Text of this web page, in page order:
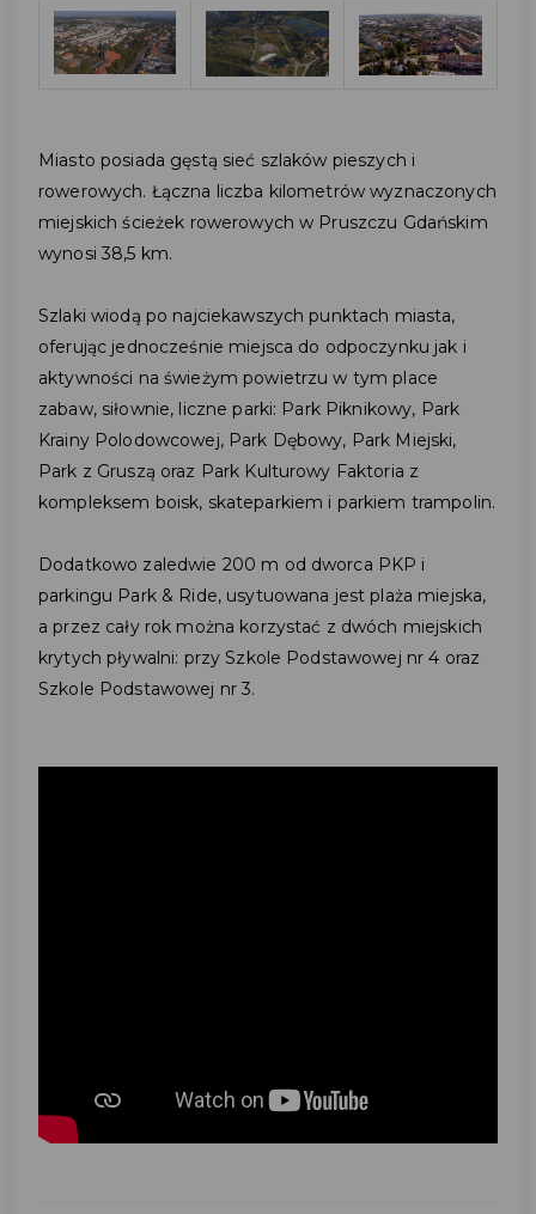
Miasto posiada gęstą sieć szlaków pieszych i
rowerowych. Łączna liczba kilometrów wyznaczonych
miejskich ścieżek rowerowych w Pruszczu Gdańskim
wynosi 38,5 km.
Szlaki wiodą po najciekawszych punktach miasta,
oferując jednocześnie miejsca do odpoczynku jak i
aktywności na świeżym powietrzu w tym place
zabaw, siłownie, liczne parki: Park Piknikowy, Park
Krainy Polodowcowej, Park Dębowy, Park Miejski,
Park z Gruszą oraz Park Kulturowy Faktoria z
kompleksem boisk, skateparkiem i parkiem trampolin.
Dodatkowo zaledwie 200 m od dworca PKP i
parkingu Park & Ride, usytuowana jest plaża miejska,
a przez cały rok można korzystać z dwóch miejskich
krytych pływalni: przy Szkole Podstawowej nr 4 oraz
Szkole Podstawowej nr 3.